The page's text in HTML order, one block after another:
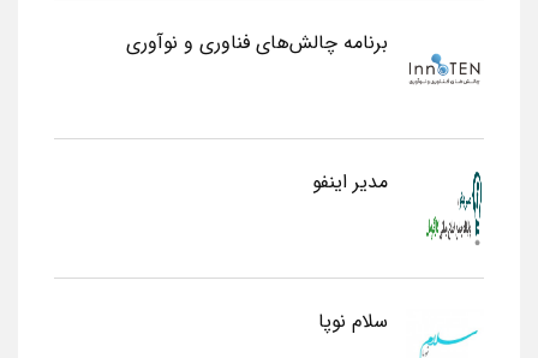
برنامه چالش‌های فناوری و نوآوری
مدیر اینفو
سلام نوپا